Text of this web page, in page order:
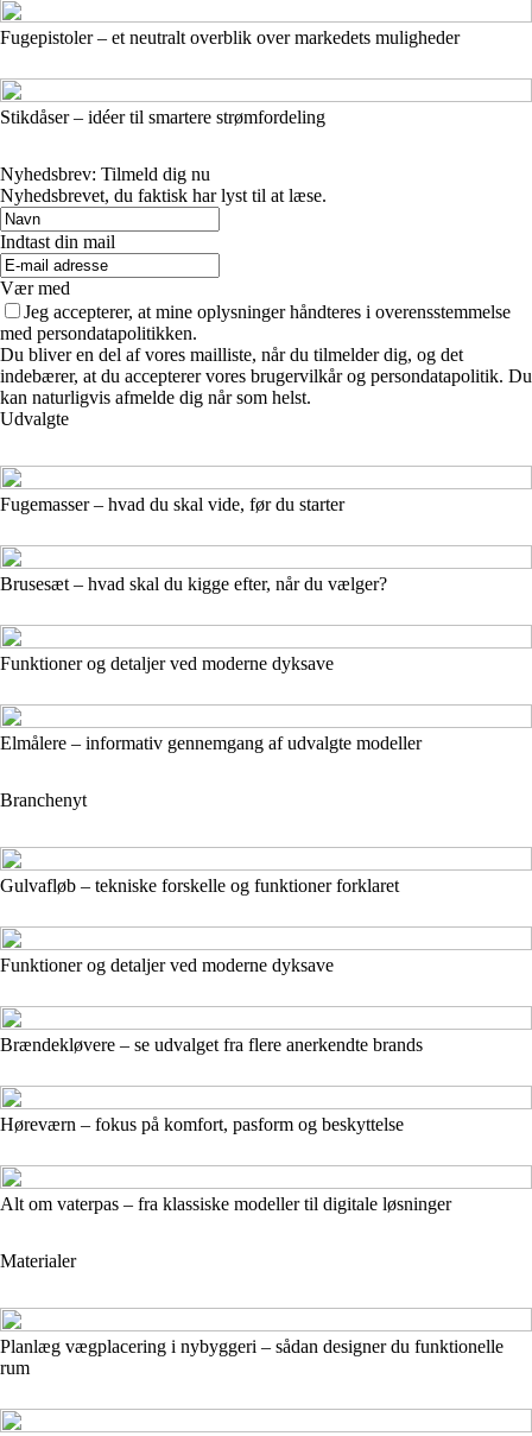
Fugepistoler – et neutralt overblik over markedets muligheder
Stikdåser – idéer til smartere strømfordeling
Nyhedsbrev: Tilmeld dig nu
Nyhedsbrevet, du faktisk har lyst til at læse.
Indtast din mail
Vær med
Jeg accepterer, at mine oplysninger håndteres i overensstemmelse
med persondatapolitikken.
Du bliver en del af vores mailliste, når du tilmelder dig, og det
indebærer, at du accepterer vores brugervilkår og persondatapolitik. Du
kan naturligvis afmelde dig når som helst.
Udvalgte
Fugemasser – hvad du skal vide, før du starter
Brusesæt – hvad skal du kigge efter, når du vælger?
Funktioner og detaljer ved moderne dyksave
Elmålere – informativ gennemgang af udvalgte modeller
Branchenyt
Gulvafløb – tekniske forskelle og funktioner forklaret
Funktioner og detaljer ved moderne dyksave
Brændekløvere – se udvalget fra flere anerkendte brands
Høreværn – fokus på komfort, pasform og beskyttelse
Alt om vaterpas – fra klassiske modeller til digitale løsninger
Materialer
Planlæg vægplacering i nybyggeri – sådan designer du funktionelle
rum